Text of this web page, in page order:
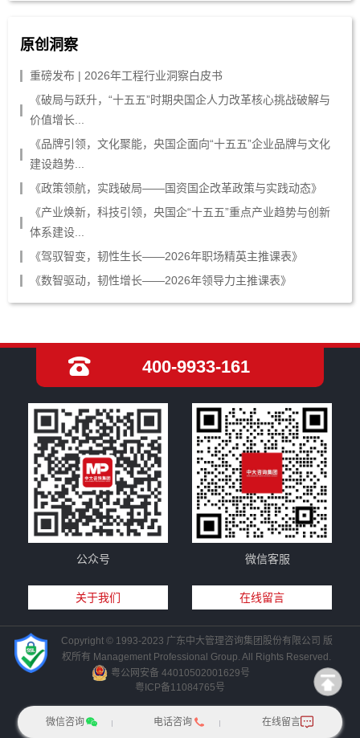
原创洞察
重磅发布 | 2026年工程行业洞察白皮书
《破局与跃升，“十五五”时期央国企人力改革核心挑战破解与
价值增长...
《品牌引领，文化聚能，央国企面向“十五五”企业品牌与文化
建设趋势...
《政策领航，实践破局——国资国企改革政策与实践动态》
《产业焕新，科技引领，央国企“十五五”重点产业趋势与创新
体系建设...
《驾驭智变，韧性生长——2026年职场精英主推课表》
《数智驱动，韧性增长——2026年领导力主推课表》
400-9933-161
公众号 微信客服
关于我们 在线留言
Copyright © 1993-2023 广东中大管理咨询集团股份有限公司 版
权所有 Management Professional Group. All Rights Reserved.
粤公网安备 44010502001629号
粤ICP备11084765号
微信咨询 电话咨询 在线留言